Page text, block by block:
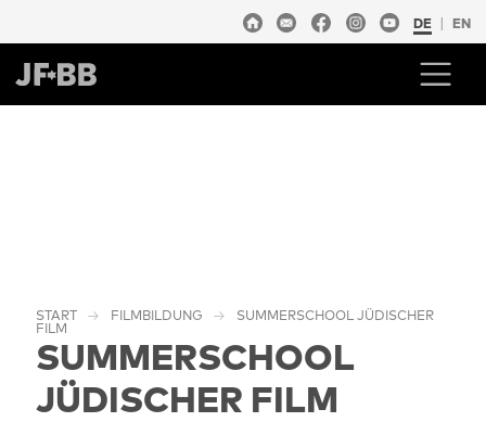
DE EN
START FILMBILDUNG
SUMMERSCHOOL JÜDISCHER
FILM
SUMMERSCHOOL
JÜDISCHER FILM